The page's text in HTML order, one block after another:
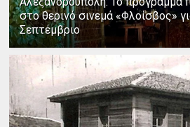
στο θερινό σινεμά «Φλοίσβος»
Σεπτέμβριο